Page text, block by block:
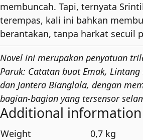
membuncah. Tapi, ternyata
terempas, kali ini bahkan
berantakan, tanpa harkat secuil
Novel ini merupakan penyatuan
Paruk: Catatan buat Emak,
dan Jantera Bianglala, dengan
bagian-bagian yang tersensor
Additional information
Weight
0,7 kg